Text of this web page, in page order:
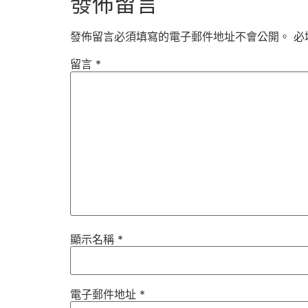
發佈留言必須填寫的電子郵件地址不會公開。 必
留言 *
顯示名稱 *
電子郵件地址 *